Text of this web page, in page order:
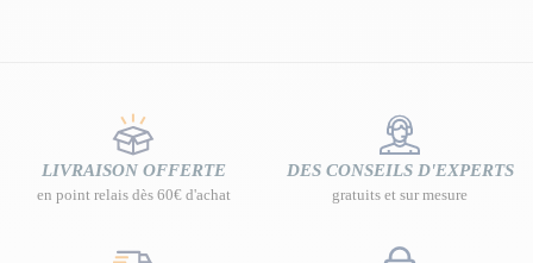
LIVRAISON OFFERTE
en point relais dès 60€ d'achat
DES CONSEILS D'EXPERTS
gratuits et sur mesure